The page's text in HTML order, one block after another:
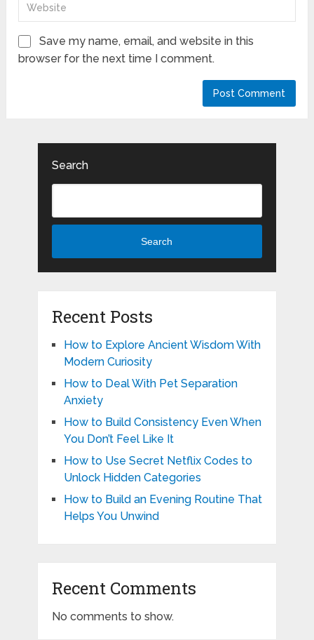
Save my name, email, and website in this
browser for the next time I comment.
Search
Search
Recent Posts
How to Explore Ancient Wisdom With
Modern Curiosity
How to Deal With Pet Separation
Anxiety
How to Build Consistency Even When
You Don’t Feel Like It
How to Use Secret Netflix Codes to
Unlock Hidden Categories
How to Build an Evening Routine That
Helps You Unwind
Recent Comments
No comments to show.